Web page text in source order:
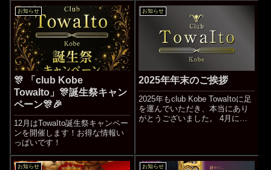
お知らせ
🎊 「club Kobe
TowaIto」🎊誕生祭キャン
ペーン🎊🎉
12月はTowaIto誕生祭キャンペー
ンを開催します！お得な情報い
っぱいです！
お知らせ
2025年年末のご挨拶
2025年もclub Kobe TowaItoに足
を運んでいただき、本当にあり
がとうございました。 4月に
と音楽に恵ま...続きをみる
お知らせ お知らせ